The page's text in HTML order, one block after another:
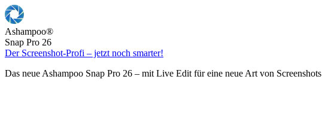
Ashampoo®
Snap Pro 26
Der Screenshot-Profi – jetzt noch smarter!
Das neue Ashampoo Snap Pro 26 – mit Live Edit für eine neue Art von Screenshots